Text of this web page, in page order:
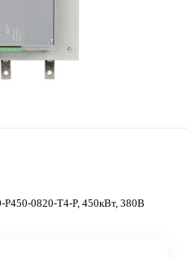
P450-0820-T4-P, 450кВт, 380В